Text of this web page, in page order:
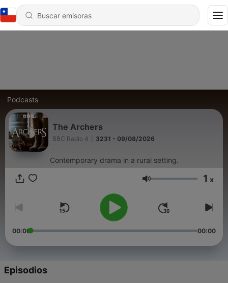
Podcasts
The Archers
BBC Radio 4 3231 - 09/08/2026
Contemporary drama in a rural setting.
Volumen 1 x
00:00 00:00
Episodios